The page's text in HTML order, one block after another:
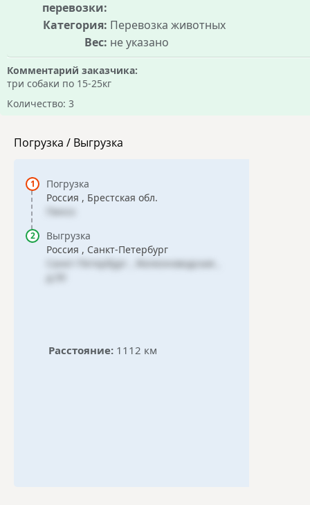
перевозки:
Категория: Перевозка животных
Вес: не указано
Комментарий заказчика:
три собаки по 15-25кг
Количество: 3
Погрузка / Выгрузка
Погрузка
Россия , Брестская обл.
Пинск
Выгрузка
Россия , Санкт-Петербург
Санкт-Петербург , Железноводская ,
Расстояние: 1112 км